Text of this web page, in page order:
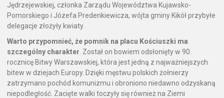
Jędrzejewskiej, członka Zarządu Województwa Kujawsko-
Pomorskiego i Józefa Predenkiewicza, wójta gminy Kikół przybyłe
delegacje złożyły kwiaty.
Warto przypomnieć, że pomnik na placu Kościuszki ma
szczególny charakter . Został on bowiem odsłonięty w 90.
rocznicę Bitwy Warszawskiej, która jest jedną z najważniejszych
bitew w dziejach Europy. Dzięki męstwu polskich żołnierzy
zatrzymano pochód komunizmu i obroniono niedawno odzyskaną
niepodległość. Zacięte walki toczyły się również na Ziemi